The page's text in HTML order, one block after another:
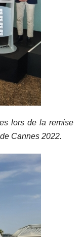
lors de la remise
Cannes 2022.